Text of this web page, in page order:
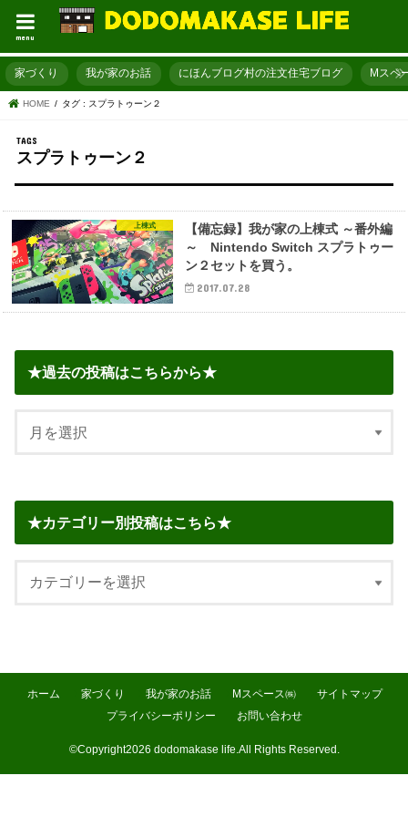
menu
家づくり 我が家のお話 にほんブログ村の注文住宅ブログ Mスペ
HOME タグ : スプラトゥーン２
スプラトゥーン２
上棟式
【備忘録】我が家の上棟式 ～番外編
～ Nintendo Switch スプラトゥー
ン２セットを買う。
2017.07.28
★過去の投稿はこちらから★
★カテゴリー別投稿はこちら★
ホーム 家づくり 我が家のお話 Mスペース㈱
サイトマップ
プライバシーポリシー
お問い合わせ
©Copyright2026 dodomakase life .All Rights Reserved.